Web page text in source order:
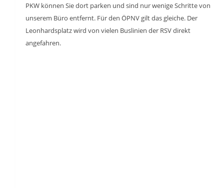
PKW können Sie dort parken und sind nur wenige Schritte von
unserem Büro entfernt. Für den ÖPNV gilt das gleiche. Der
Leonhardsplatz wird von vielen Buslinien der RSV direkt
angefahren.